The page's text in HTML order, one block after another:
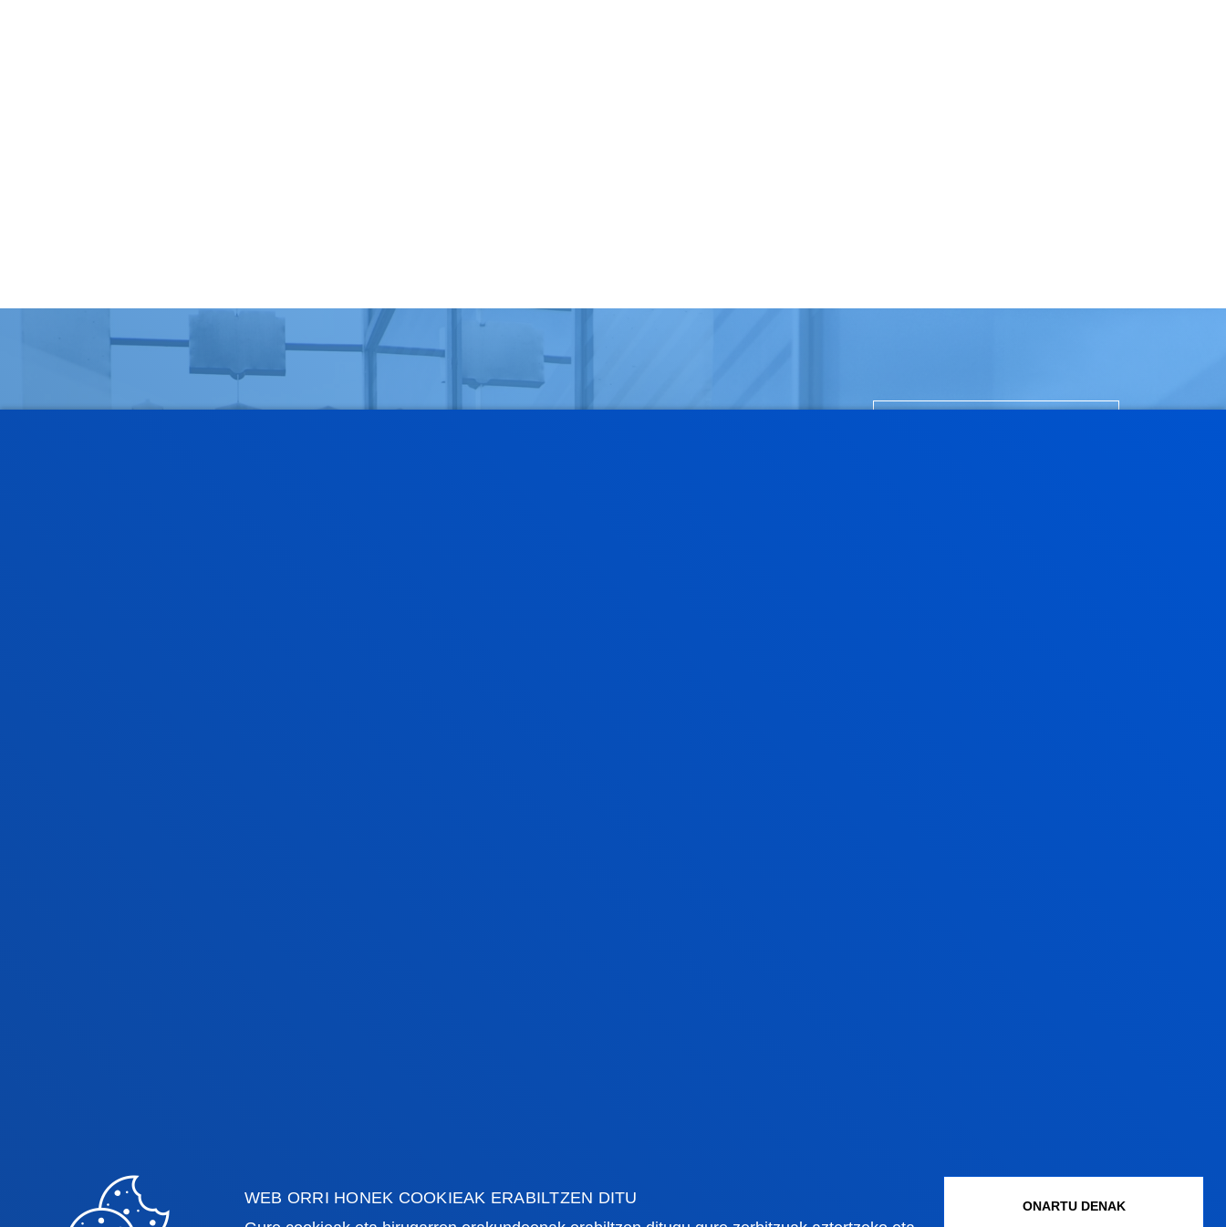
WEB ORRI HONEK COOKIEAK ERABILTZEN DITU
ONARTU DENAK